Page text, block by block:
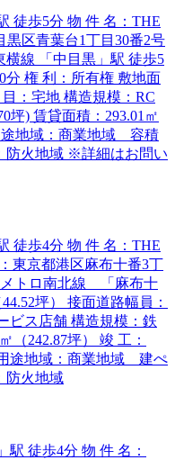
徒歩5分 物 件 名：THE
区青葉台1丁目30番2号
線 「中目黒」駅 徒歩5
分 権 利：所有権 敷地面
：宅地 構造規模：RC
坪) 賃貸面積：293.01㎡
途地域：商業地域 容積
防火地域 ※詳細はお問い
徒歩4分 物 件 名：THE
東京都港区麻布十番3丁
メトロ南北線 「麻布十
坪） 接面道路幅員：
ビス店舗 構造規模：鉄
（242.87坪） 竣 工：
途地域：商業地域 建ぺ
防火地域
駅 徒歩4分 物 件 名：